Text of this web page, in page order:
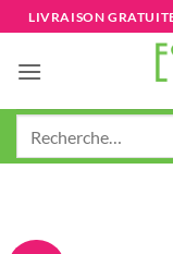
Passer
au
contenu
LIVRAISON